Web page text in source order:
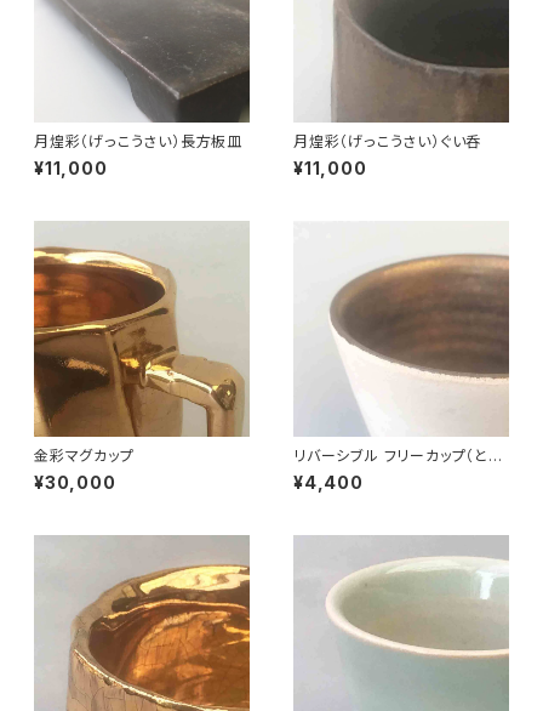
月煌彩（げっこうさい）長方板皿
¥11,000
月煌彩（げっこうさい）ぐい呑
¥11,000
金彩マグカップ
¥30,000
リバーシブル フリーカップ（とっ
てなし 白）
¥4,400